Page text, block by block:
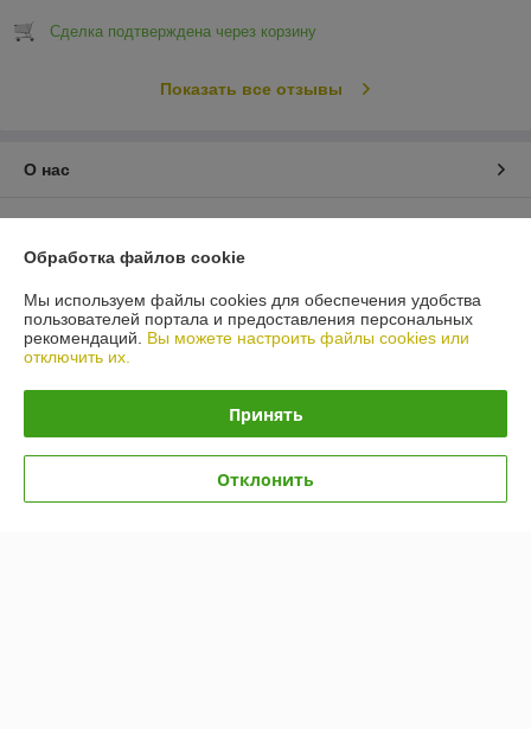
Сделка подтверждена через корзину
Показать все отзывы
О нас
График работы
Полная версия сайта
Сайт создан на платформе Deal.by
Обработка файлов cookie
Мы используем файлы cookies для обеспечения удобства
пользователей портала и предоставления персональных
рекомендаций. Вы можете настроить файлы cookies или
отключить их.
Принять
Отклонить